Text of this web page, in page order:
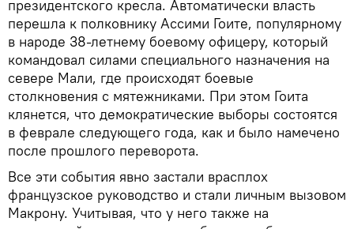
президентского кресла. Автоматически власть
перешла к полковнику Ассими Гоите, популярному
в народе 38-летнему боевому офицеру, который
командовал силами специального назначения на
севере Мали, где происходят боевые
столкновения с мятежниками. При этом Гоита
клянется, что демократические выборы состоятся
в феврале следующего года, как и было намечено
после прошлого переворота.
Все эти события явно застали врасплох
французское руководство и стали личным вызовом
Макрону. Учитывая, что у него также на